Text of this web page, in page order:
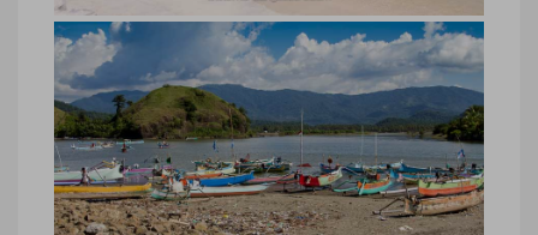
Indonésie, plage sur l’île de
Sumbawa
Indonésie, plage sur l’île de Sumbawa ©
Marie-Ange Ostré